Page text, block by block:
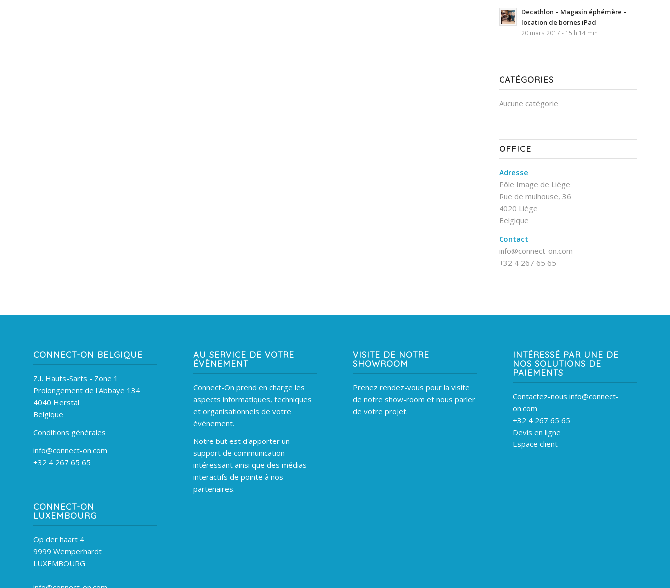
Decathlon – Magasin éphémère –
location de bornes iPad
20 mars 2017 - 15 h 14 min
CATÉGORIES
Aucune catégorie
OFFICE
Adresse
Pôle Image de Liège
Rue de mulhouse, 36
4020 Liège
Belgique
Contact
info@connect-on.com
+32 4 267 65 65
CONNECT-ON BELGIQUE
Z.I. Hauts-Sarts - Zone 1
Prolongement de l'Abbaye 134
4040 Herstal
Belgique
Conditions générales
info@connect-on.com
+32 4 267 65 65
CONNECT-ON
LUXEMBOURG
Op der haart 4
9999 Wemperhardt
LUXEMBOURG
AU SERVICE DE VOTRE
ÉVÈNEMENT
Connect-On prend en charge les
aspects informatiques, techniques
et organisationnels de votre
évènement.
Notre but est d'apporter un
support de communication
intéressant ainsi que des médias
interactifs de pointe à nos
partenaires.
VISITE DE NOTRE
SHOWROOM
Prenez rendez-vous pour la visite
de notre show-room et nous parler
de votre projet.
INTÉRESSÉ PAR UNE DE
NOS SOLUTIONS DE
PAIEMENTS
Contactez-nous info@connect-
on.com
+32 4 267 65 65
Devis en ligne
Espace client